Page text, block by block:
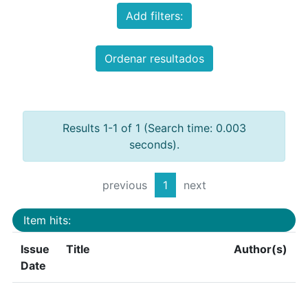
Add filters:
Ordenar resultados
Results 1-1 of 1 (Search time: 0.003
seconds).
previous 1 next
Item hits:
Issue
Date
Title Author(s)